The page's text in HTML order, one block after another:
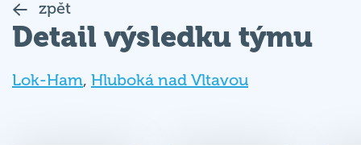
zpět
Detail výsledku týmu
Lok-Ham, Hluboká nad Vltavou